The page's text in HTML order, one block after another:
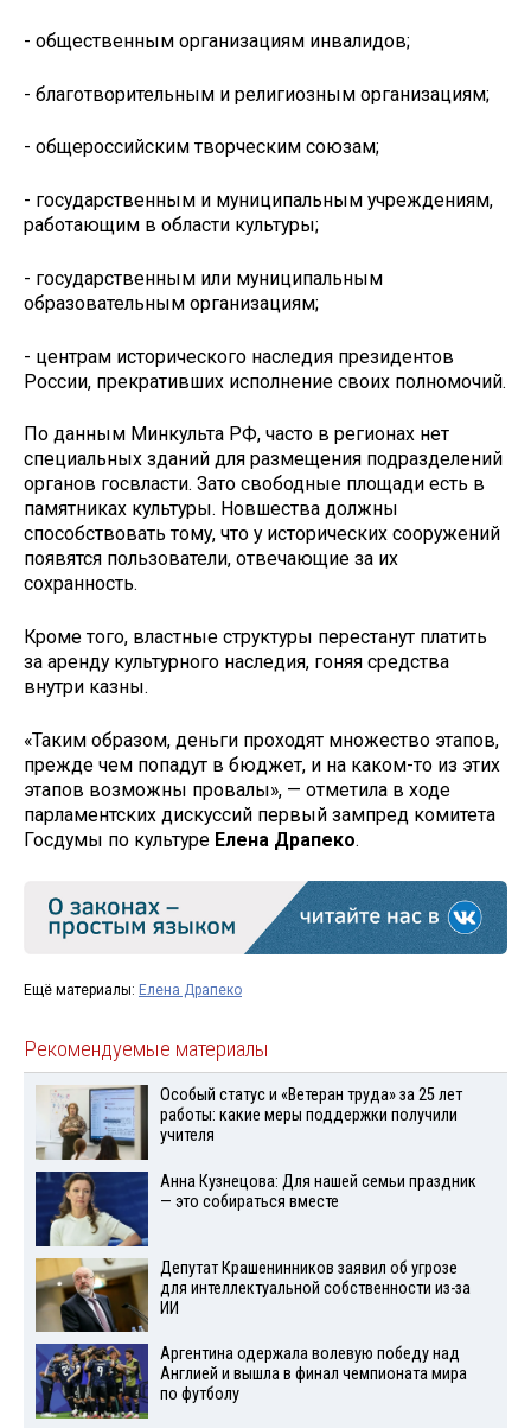
- общественным организациям инвалидов;
- благотворительным и религиозным организациям;
- общероссийским творческим союзам;
- государственным и муниципальным учреждениям,
работающим в области культуры;
- государственным или муниципальным
образовательным организациям;
- центрам исторического наследия президентов
России, прекративших исполнение своих полномочий.
По данным Минкульта РФ, часто в регионах нет
специальных зданий для размещения подразделений
органов госвласти. Зато свободные площади есть в
памятниках культуры. Новшества должны
способствовать тому, что у исторических сооружений
появятся пользователи, отвечающие за их
сохранность.
Кроме того, властные структуры перестанут платить
за аренду культурного наследия, гоняя средства
внутри казны.
«Таким образом, деньги проходят множество этапов,
прежде чем попадут в бюджет, и на каком-то из этих
этапов возможны провалы», — отметила в ходе
парламентских дискуссий первый зампред комитета
Госдумы по культуре Елена Драпеко.
Ещё материалы: Елена Драпеко
Рекомендуемые материалы
Особый статус и «Ветеран труда» за 25 лет
работы: какие меры поддержки получили
учителя
Анна Кузнецова: Для нашей семьи праздник
— это собираться вместе
Депутат Крашенинников заявил об угрозе
для интеллектуальной собственности из-за
ИИ
Аргентина одержала волевую победу над
Англией и вышла в финал чемпионата мира
по футболу